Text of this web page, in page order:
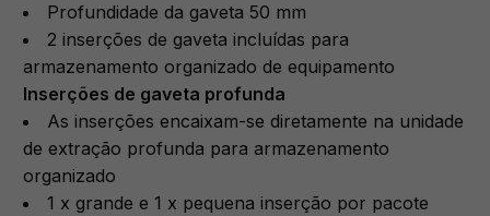
Profundidade da gaveta 50 mm
2 inserções de gaveta incluídas para
armazenamento organizado de equipamento
Inserções de gaveta profunda
As inserções encaixam-se diretamente na unidade
de extração profunda para armazenamento
organizado
1 x grande e 1 x pequena inserção por pacote